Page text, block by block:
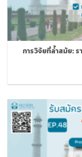
การวิจัยที่ล้ำสมัย: